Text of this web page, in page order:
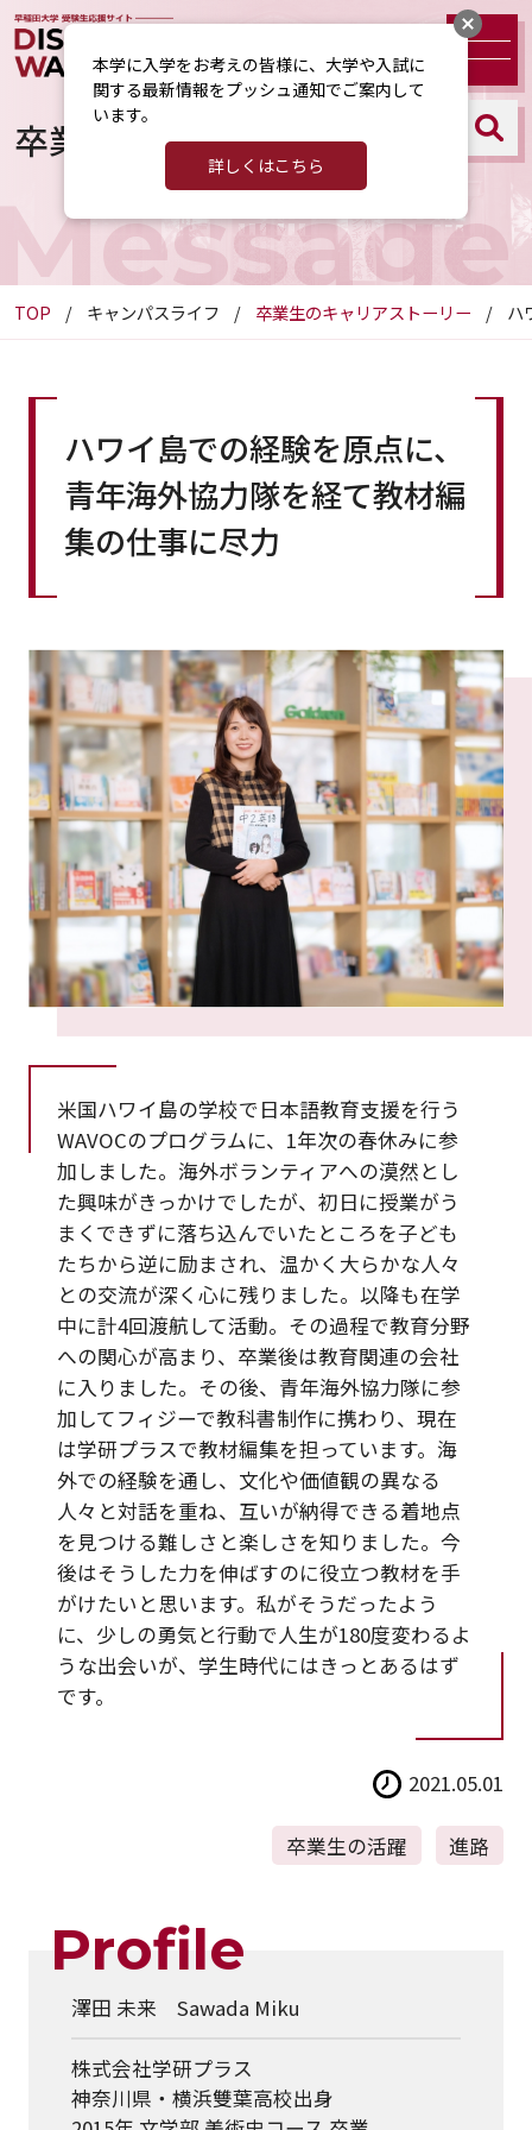
卒業生のキャリアストーリー
TOP キャンパスライフ 卒業生のキャリアストーリー ハ
ハワイ島での経験を原点に、
青年海外協力隊を経て教材編
集の仕事に尽力
米国ハワイ島の学校で日本語教育支援を行う
WAVOCのプログラムに、1年次の春休みに参
加しました。海外ボランティアへの漠然とし
た興味がきっかけでしたが、初日に授業がう
まくできずに落ち込んでいたところを子ども
たちから逆に励まされ、温かく大らかな人々
との交流が深く心に残りました。以降も在学
中に計4回渡航して活動。その過程で教育分野
への関心が高まり、卒業後は教育関連の会社
に入りました。その後、青年海外協力隊に参
加してフィジーで教科書制作に携わり、現在
は学研プラスで教材編集を担っています。海
外での経験を通し、文化や価値観の異なる
人々と対話を重ね、互いが納得できる着地点
を見つける難しさと楽しさを知りました。今
後はそうした力を伸ばすのに役立つ教材を手
がけたいと思います。私がそうだったよう
に、少しの勇気と行動で人生が180度変わるよ
うな出会いが、学生時代にはきっとあるはず
です。
2021.05.01
卒業生の活躍 進路
Profile
澤田 未来 Sawada Miku
株式会社学研プラス
神奈川県・横浜雙葉高校出身
本学に入学をお考えの皆様に、大学や入試に
関する最新情報をプッシュ通知でご案内して
います。
詳しくはこちら